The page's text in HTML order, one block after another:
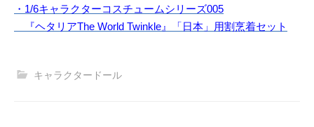
・1/6キャラクターコスチュームシリーズ005
『ヘタリアThe World Twinkle』「日本」用割烹着セット
キャラクタードール